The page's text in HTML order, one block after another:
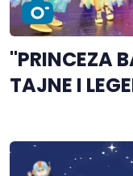
"PRINCEZA
TAJNE I